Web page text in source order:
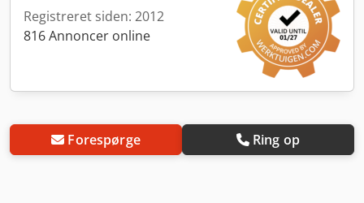
Registreret siden: 2012
816 Annoncer online
Forespørge Ring op